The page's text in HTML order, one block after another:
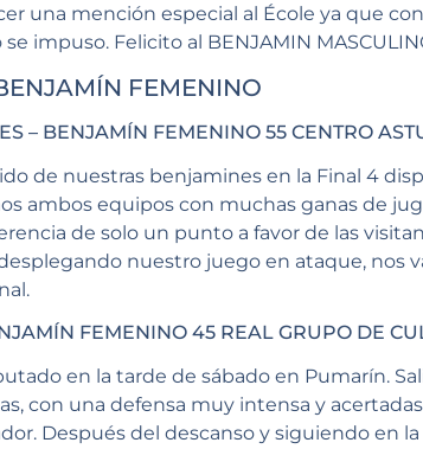
una mención especial al École ya que
impuso. Felicito al BENJAMIN
FEMENINO
– BENJAMÍN FEMENINO 55 CENTRO
de nuestras benjamines en la Final 4
ambos equipos con muchas ganas de
de solo un punto a favor de las
nuestro juego en ataque, nos
FEMENINO 45 REAL GRUPO DE
en la tarde de sábado en Pumarín.
con una defensa muy intensa y
Después del descanso y siguiendo en